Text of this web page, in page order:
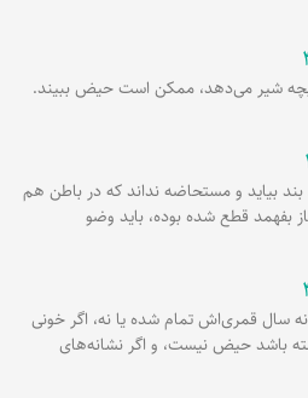
خون بند بیاید و مستحاضه نداند که در باطن هم
بفهمد قطع شده بوده، باید وضو
نه سال قمری‌اش تمام شده یا نه، اگر خونی
باشد حیض نیست، و اگر نشانه‌های